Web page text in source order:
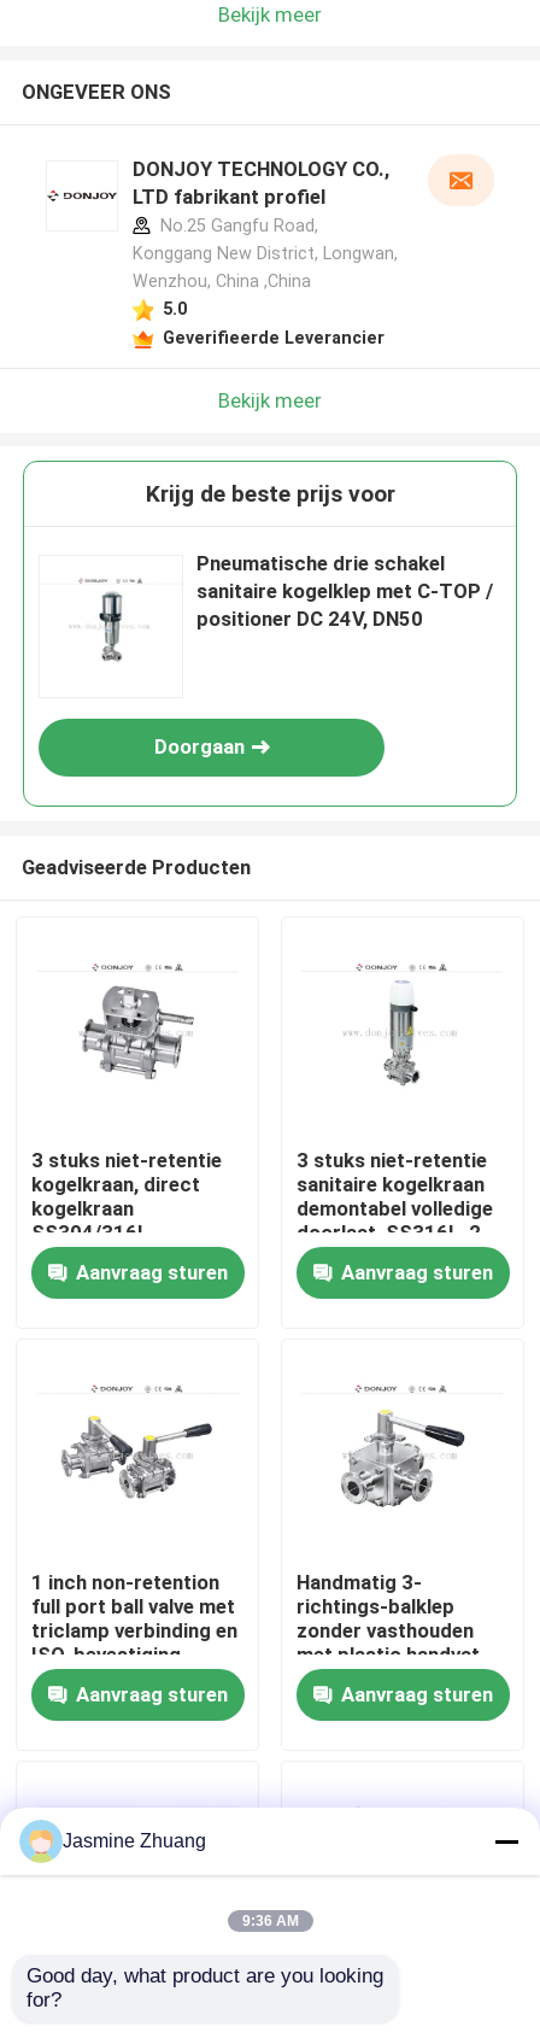
Producten
Over ons
Fabriekstocht
Kwaliteitscontrole
NEEM CONTACT MET ONS OP
Nieuws
Bekijk meer
ONGEVEER ONS
DONJOY TECHNOLOGY CO.,
LTD fabrikant profiel
No.25 Gangfu Road,
Konggang New District, Longwan,
Wenzhou, China ,China
5.0
Geverifieerde Leverancier
Bekijk meer
Krijg de beste prijs voor
Pneumatische drie schakel
sanitaire kogelklep met C-TOP /
positioner DC 24V, DN50
Doorgaan
Geadviseerde Producten
3 stuks niet-retentie
kogelkraan, direct
kogelkraan
SS304/316L
Aanvraag sturen
3 stuks niet-retentie
sanitaire kogelkraan
demontabel volledige
doorlaat, SS316L, 2
INCH
Aanvraag sturen
1 inch non-retention
full port ball valve met
triclamp verbinding en
ISO-bevestiging
Aanvraag sturen
Handmatig 3-
richtings-balklep
zonder vasthouden
met plastic handvat
Aanvraag sturen
DN25 sanitair
Jasmine Zhuang
9:36 AM
Good day, what product are you looking
for?